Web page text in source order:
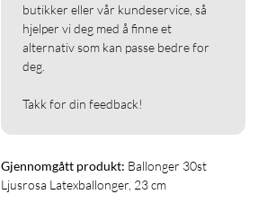
butikker eller vår kundeservice, så
hjelper vi deg med å finne et
alternativ som kan passe bedre for
deg.
Takk for din feedback!
Gjennomgått produkt: Ballonger 30st
Ljusrosa Latexballonger, 23 cm